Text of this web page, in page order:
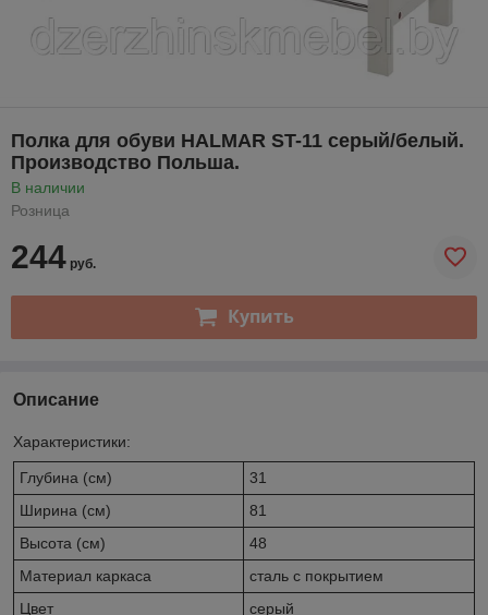
Полка для обуви HALMAR ST-11 серый/белый.
Производство Польша.
В наличии
Розница
244 руб.
Купить
Описание
Характеристики:
Глубина (см)
31
Ширина (см)
81
Высота (см)
48
Материал каркаса
сталь с покрытием
Цвет
серый